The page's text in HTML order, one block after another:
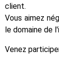
client.
Vous aimez
le domaine de
Venez